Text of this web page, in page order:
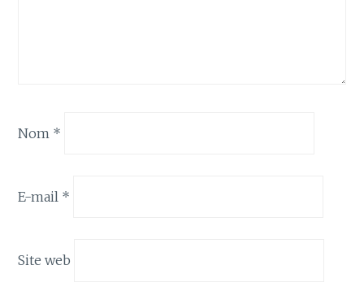
Nom *
E-mail *
Site web